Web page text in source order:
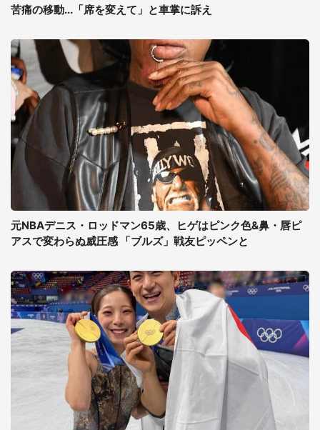
苦痛の移動...「席を変えて」と車掌に訴え
元NBAデニス・ロッドマン65歳、ヒゲはピンク色&鼻・唇ピ
アスで変わらぬ威圧感 「ブルズ」戦友ピッペンと